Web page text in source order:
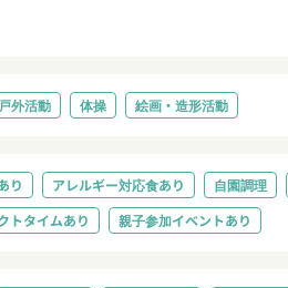
戸外活動 体操 絵画・造形活動
り アレルギー対応食あり 自園調理
トタイムあり 親子参加イベントあり